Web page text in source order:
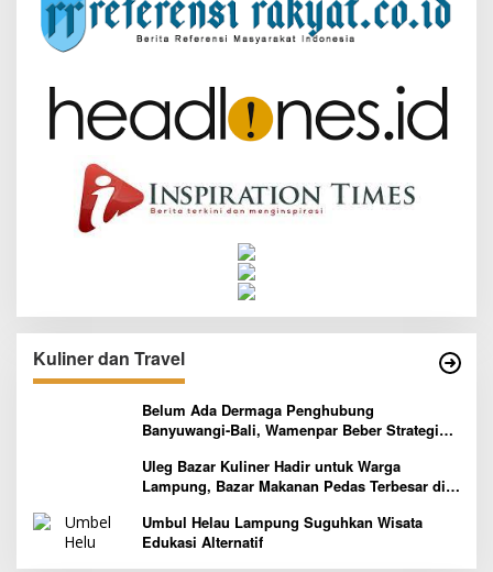
Kuliner dan Travel
Belum Ada Dermaga Penghubung
Banyuwangi-Bali, Wamenpar Beber Strategi
Uleg Bazar Kuliner Hadir untuk Warga
Lampung, Bazar Makanan Pedas Terbesar di
Umbul Helau Lampung Suguhkan Wisata
Edukasi Alternatif